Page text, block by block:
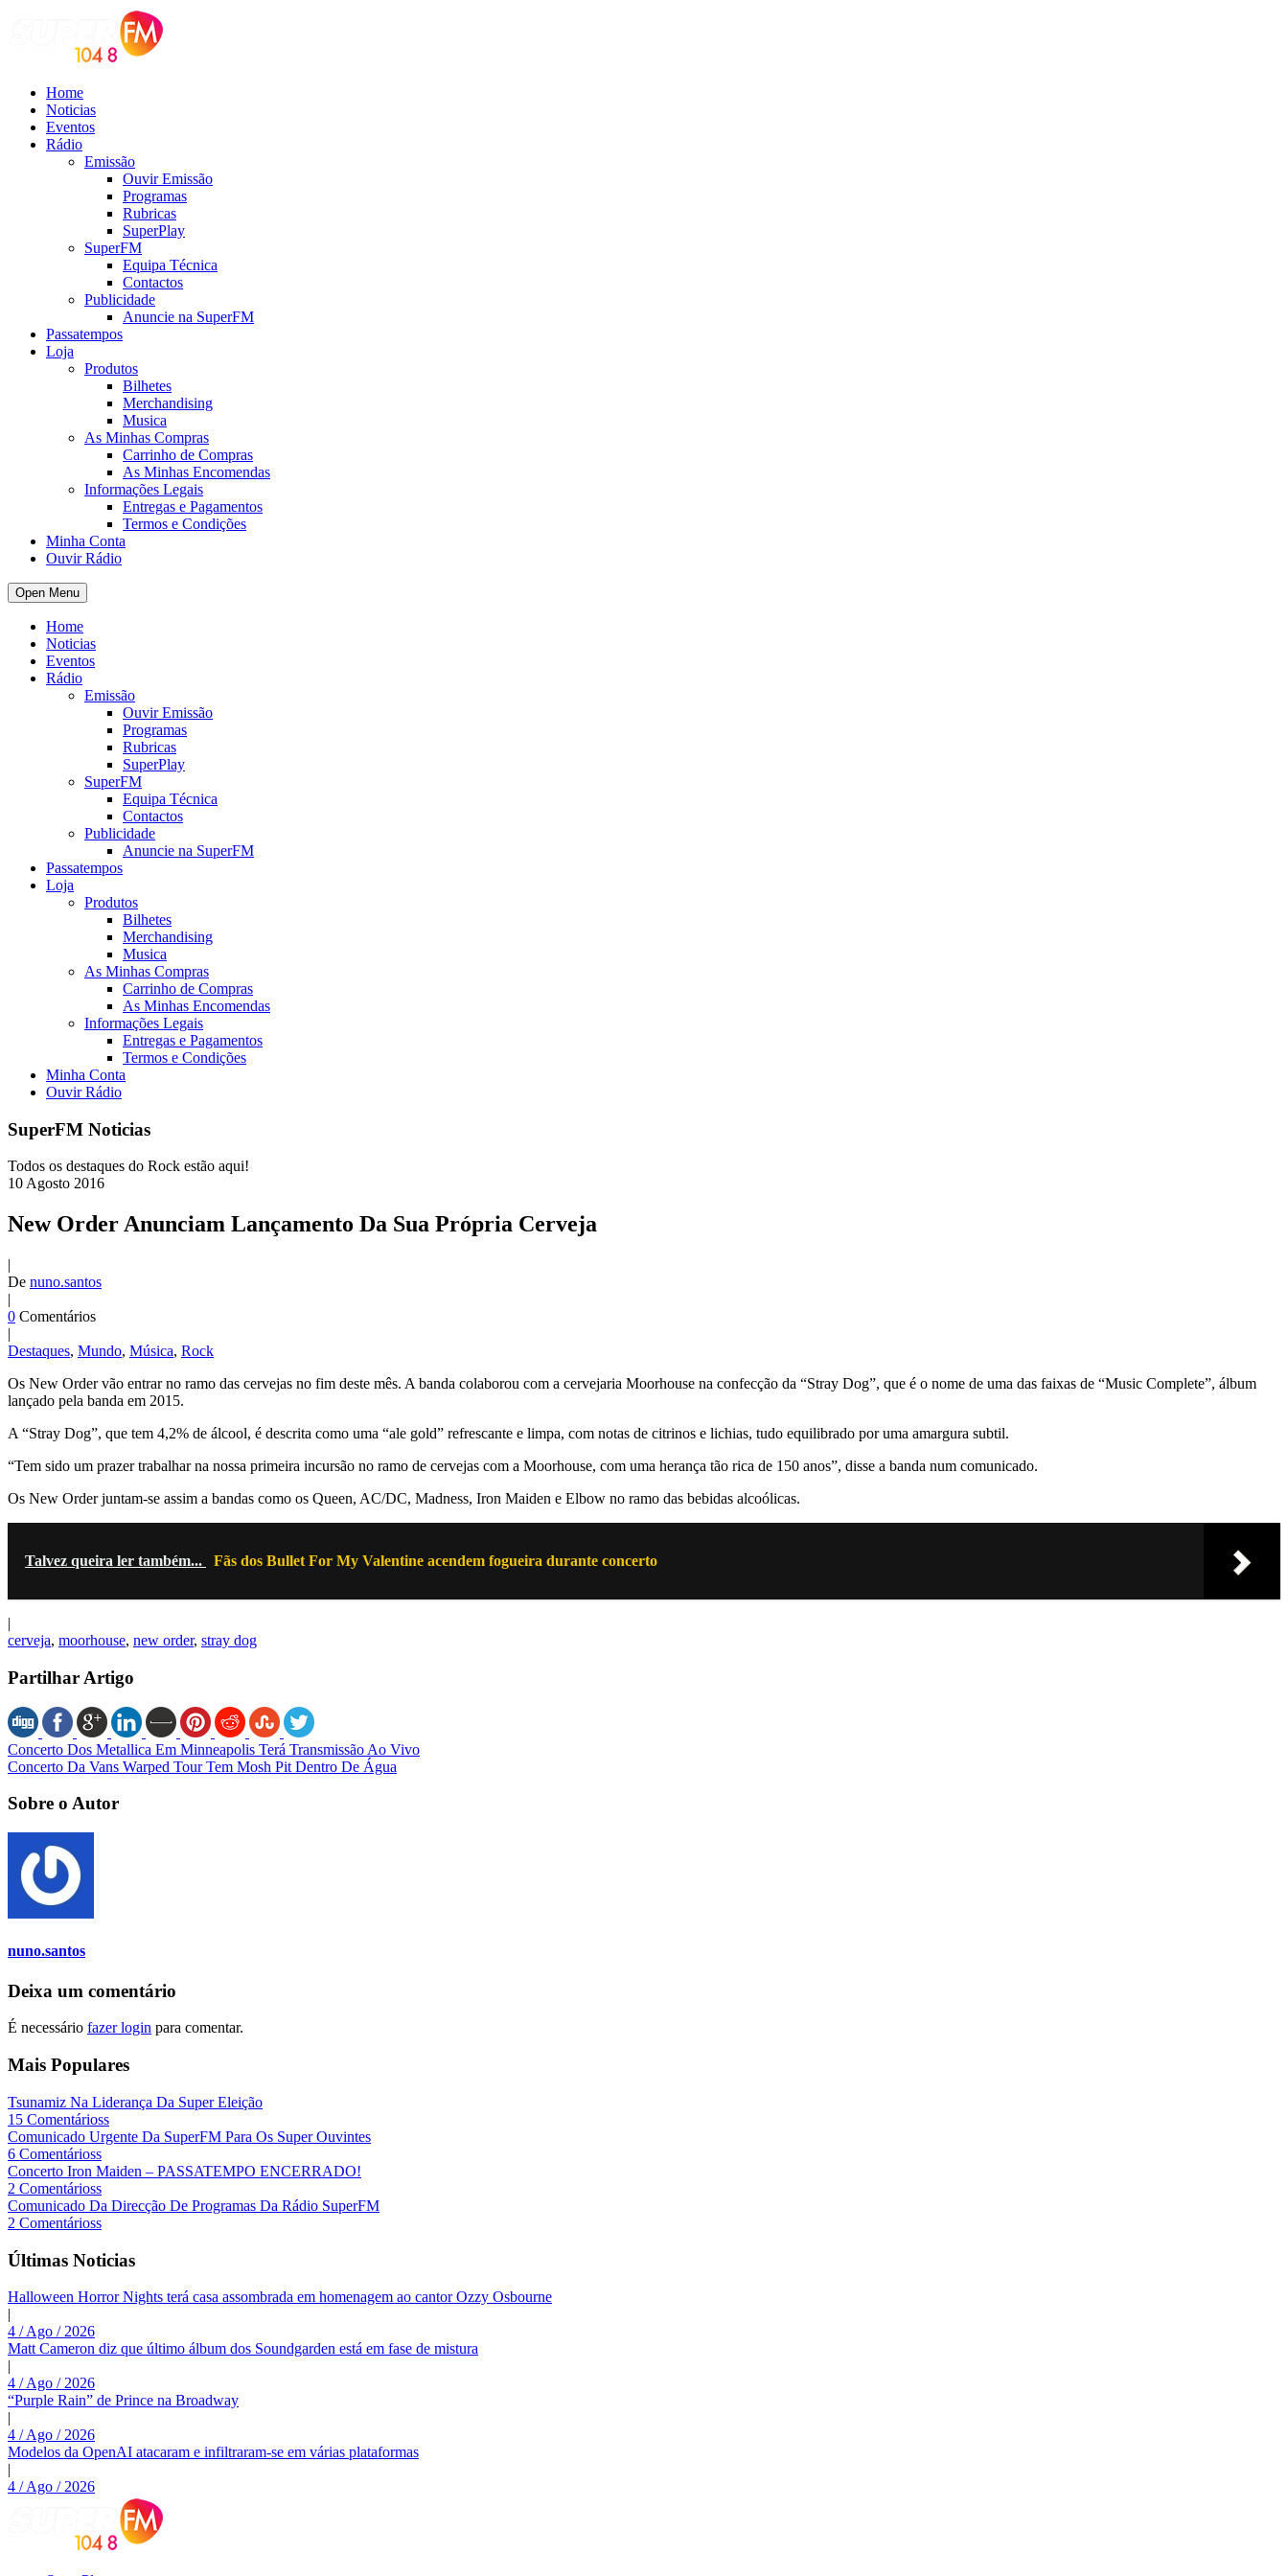
Home
Noticias
Eventos
Rádio
Emissão
Ouvir Emissão
Programas
Rubricas
SuperPlay
SuperFM
Equipa Técnica
Contactos
Publicidade
Anuncie na SuperFM
Passatempos
Loja
Produtos
Bilhetes
Merchandising
Musica
As Minhas Compras
Carrinho de Compras
As Minhas Encomendas
Informações Legais
Entregas e Pagamentos
Termos e Condições
Minha Conta
Ouvir Rádio
Open Menu
Home
Noticias
Eventos
Rádio
Emissão
Ouvir Emissão
Programas
Rubricas
SuperPlay
SuperFM
Equipa Técnica
Contactos
Publicidade
Anuncie na SuperFM
Passatempos
Loja
Produtos
Bilhetes
Merchandising
Musica
As Minhas Compras
Carrinho de Compras
As Minhas Encomendas
Informações Legais
Entregas e Pagamentos
Termos e Condições
Minha Conta
Ouvir Rádio
SuperFM Noticias
Todos os destaques do Rock estão aqui!
10Agosto 2016
New Order Anunciam Lançamento Da Sua Própria Cerveja
|
De nuno.santos
|
0 Comentários
|
Destaques, Mundo, Música, Rock
Os New Order vão entrar no ramo das cervejas no fim deste mês. A banda colaborou com a cervejaria Moorhouse na confecção da “Stray Dog”, que é o nome de uma das faixas de “Music Complete”, álbum
lançado pela banda em 2015.
A “Stray Dog”, que tem 4,2% de álcool, é descrita como uma “ale gold” refrescante e limpa, com notas de citrinos e lichias, tudo equilibrado por uma amargura subtil.
“Tem sido um prazer trabalhar na nossa primeira incursão no ramo de cervejas com a Moorhouse, com uma herança tão rica de 150 anos”, disse a banda num comunicado.
Os New Order juntam-se assim a bandas como os Queen, AC/DC, Madness, Iron Maiden e Elbow no ramo das bebidas alcoólicas.
Talvez queira ler também... Fãs dos Bullet For My Valentine acendem fogueira durante concerto
|
cerveja, moorhouse, new order, stray dog
Partilhar Artigo
Concerto Dos Metallica Em Minneapolis Terá Transmissão Ao Vivo
Concerto Da Vans Warped Tour Tem Mosh Pit Dentro De Água
Sobre o Autor
nuno.santos
Deixa um comentário
É necessário fazer login para comentar.
Mais Populares
Tsunamiz Na Liderança Da Super Eleição
15 Comentárioss
Comunicado Urgente Da SuperFM Para Os Super Ouvintes
6 Comentárioss
Concerto Iron Maiden – PASSATEMPO ENCERRADO!
2 Comentárioss
Comunicado Da Direcção De Programas Da Rádio SuperFM
2 Comentárioss
Últimas Noticias
Halloween Horror Nights terá casa assombrada em homenagem ao cantor Ozzy Osbourne
|
4 / Ago / 2026
Matt Cameron diz que último álbum dos Soundgarden está em fase de mistura
|
4 / Ago / 2026
“Purple Rain” de Prince na Broadway
|
4 / Ago / 2026
Modelos da OpenAI atacaram e infiltraram-se em várias plataformas
|
4 / Ago / 2026